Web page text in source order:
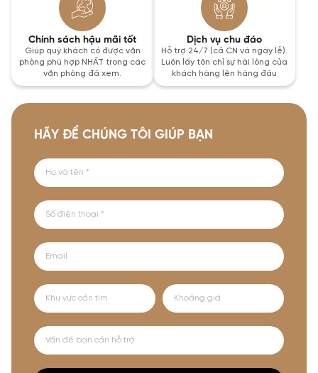
Chính sách hậu mãi tốt
Giúp quý khách có được văn
phòng phù hợp NHẤT trong các
văn phòng đã xem.
Dịch vụ chu đáo
Hỗ trợ 24/7 (cả CN và ngày lễ).
Luôn lấy tôn chỉ sự hài lòng của
khách hàng lên hàng đầu
HÃY ĐỂ CHÚNG TÔI GIÚP BẠN